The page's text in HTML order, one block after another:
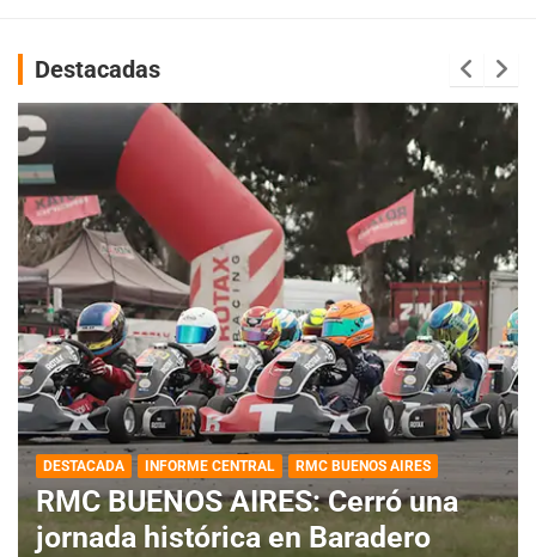
Destacadas
DESTACADA INFORME CENTRAL RMC BUENOS AIRES
RMC BUENOS AIRES: Cerró una
jornada histórica en Baradero